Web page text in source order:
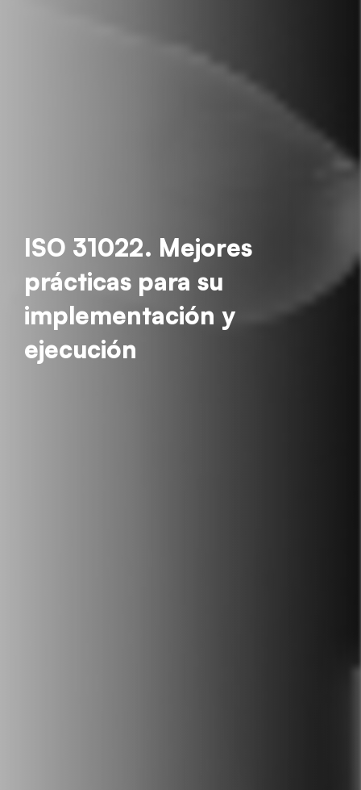
ISO 31022. Mejores
prácticas para su
implementación y
ejecución